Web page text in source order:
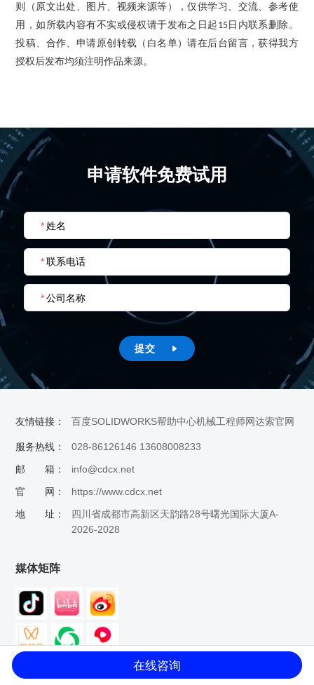
则（原文出处、图片、视频来源等），仅供学习、交流、参考使
用，如所载内容有不实或侵权请于发布之日起 15日内联系删除。
投稿、合作、申请原创转载（白名单）请在后台留言，获得我方
授权后发布均须注明作品来源。
申请软件免费试用
* 姓名
* 联系电话
* 公司名称
提交 
友情链接： 百度SOLIDWORKS帮助中心机械工程师网达索官网
服务热线：
028-86126146 13608008233
邮 箱：
info@cdcx.net
官 网：
https://www.cdcx.net
地 址：
四川省成都市高新区天韵路28号曙光国际大厦A-
2026-2028
媒体矩阵
在线咨询